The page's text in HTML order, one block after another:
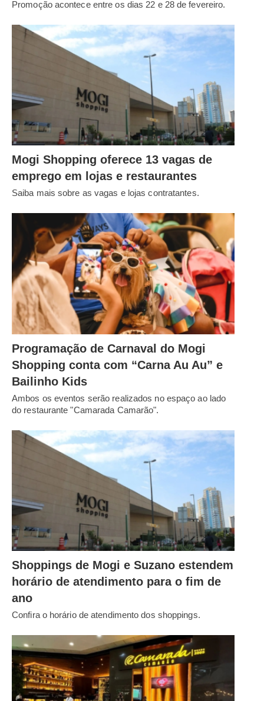
Promoção acontece entre os dias 22 e 28 de fevereiro.
Mogi Shopping oferece 13 vagas de
emprego em lojas e restaurantes
Saiba mais sobre as vagas e lojas contratantes.
Programação de Carnaval do Mogi
Shopping conta com “Carna Au Au” e
Bailinho Kids
Ambos os eventos serão realizados no espaço ao lado
do restaurante "Camarada Camarão".
Shoppings de Mogi e Suzano estendem
horário de atendimento para o fim de
ano
Confira o horário de atendimento dos shoppings.